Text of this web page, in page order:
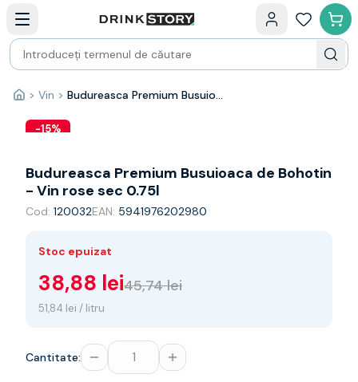
Bauturi fine — selectie
Produse Noi
Cosuri cadou
Pachete & Cadouri
Vin
Tamaioasa
Franta
Africa de Sud
Germania
Noua Zeelanda
Spumante
Sampanie
Acasă
> Vin > Budureasca Premium Busuioaca de Bohotin - Vin rose sec 0.75l
-15%
Budureasca Premium Busuioaca de Bohotin
- Vin rose sec 0.75l
Cod: 120032EAN: 5941976202980
Stoc epuizat
38,88 lei45,74 lei
51,84 lei / litru
Cantitate: